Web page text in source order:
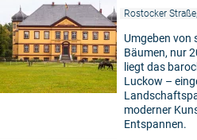
Rostocker
Umgeben von
Bäumen, nur
liegt das
Luckow –
moderner
Entspannen.